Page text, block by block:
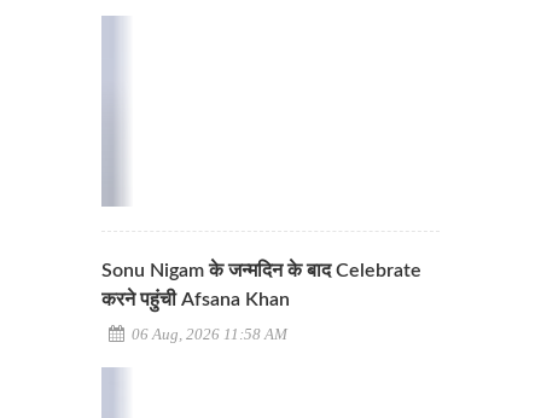
Sonu Nigam के जन्मदिन के बाद Celebrate
करने पहुंची Afsana Khan
06 Aug, 2026 11:58 AM